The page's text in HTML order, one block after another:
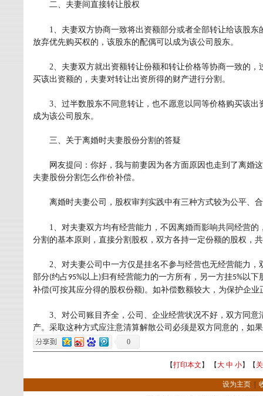
二、夫妻间直接转让股权
1、夫妻双方协商一致将出资额部分或者全部转让给该股
放弃优先购买权的，该股东的配偶可以成为该公司股东。
2、夫妻双方就出资额转让份额和转让价格等协商一致的
买该出资额的，夫妻对转让出资所得的财产进行分割。
3、过半数股东不同意转让，也不愿意以同等价格购买该
成为该公司股东。
三、关于离婚时夫妻股份分割的答疑
网友提问：你好，我与前妻因为各方面原因也走到了离婚
夫妻股份分割怎么作价补偿。
离婚时夫妻公司，股权审判实践中有三种方式较为公平、
1、对夫妻双方均有经营能力，不因离婚而影响共同经营
分割的基本原则，直接分割股权，双方各持一定份额的股权，
2、对夫妻公司中一方仅是挂名不参与经营也无经营能力
部分(约占95%以上)归有经营能力的一方所有，另一方挂5%以下
补偿(可按其应分得的股权份额)。如补偿数额较大，为保护企
3、对公司账目齐全，公司、企业经营状况不好，双方同
产。采取这种方式应注意清算解散公司必须是双方同意的，如
0
【打印本文 】 【大 中 小】【
设为主页